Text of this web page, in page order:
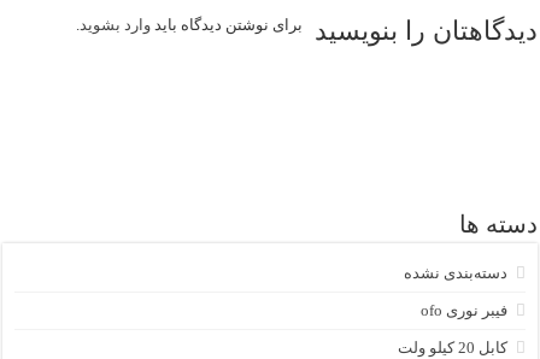
دیدگاهتان را بنویسید برای نوشتن دیدگاه بایدوارد بشوید.
دسته ها
دسته‌بندی نشده
فیبر نوری ofo
کابل 20 کیلو ولت